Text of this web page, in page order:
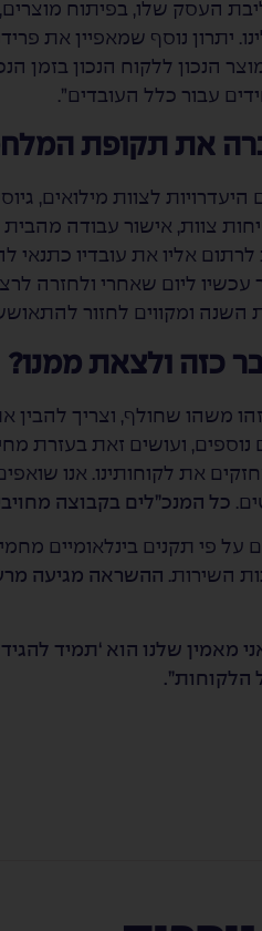
העסק שלו, בפיתוח מוצרים,
יתרון נוסף שמאפיין את
הנכון ללקוח הנכון בזמן
עבור כלל העובדים”.
את תקופת
לצוות מילואים,
צוות, אישור עבודה מהבית
לרתום אליו את עובדיו כתנאי
ליום שאחרי ולחזרה
השנה ומקווים לחזור
כזה ולצאת ממנו?
משהו שחולף, וצריך להבין
ועושים זאת בעזרת
את לקוחותינו. אנו
כל המנכ”לים בקבוצה
על פי תקנים בינלאומיים
השירות. ההשראה מגיעה
מאמין שלנו הוא ‘תמיד
הלקוחות”.